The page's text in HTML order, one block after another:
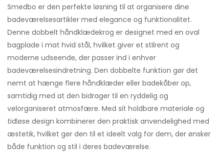
Smedbo er den perfekte løsning til at organisere dine
badeværelsesartikler med elegance og funktionalitet.
Denne dobbelt håndklædekrog er designet med en oval
bagplade i mat hvid stål, hvilket giver et stilrent og
moderne udseende, der passer ind i enhver
badeværelsesindretning. Den dobbelte funktion gør det
nemt at hænge flere håndklæder eller badekåber op,
samtidig med at den bidrager til en ryddelig og
velorganiseret atmosfære. Med sit holdbare materiale og
tidløse design kombinerer den praktisk anvendelighed med
æstetik, hvilket gør den til et ideelt valg for dem, der ønsker
både funktion og stil i deres badeværelse.